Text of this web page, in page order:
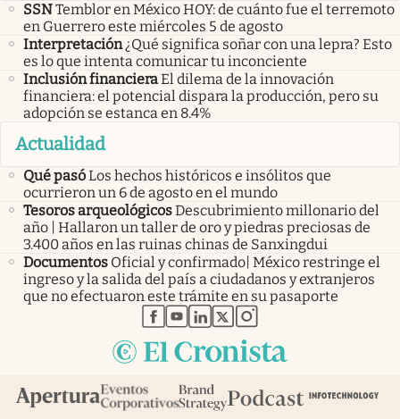
SSNTemblor en México HOY: de cuánto fue el terremoto
en Guerrero este miércoles 5 de agosto
Interpretación¿Qué significa soñar con una lepra? Esto
es lo que intenta comunicar tu inconciente
Inclusión financieraEl dilema de la innovación
financiera: el potencial dispara la producción, pero su
adopción se estanca en 8.4%
Actualidad
Qué pasóLos hechos históricos e insólitos que
ocurrieron un 6 de agosto en el mundo
Tesoros arqueológicosDescubrimiento millonario del
año | Hallaron un taller de oro y piedras preciosas de
3.400 años en las ruinas chinas de Sanxingdui
Documentos Oficial y confirmado| México restringe el
ingreso y la salida del país a ciudadanos y extranjeros
que no efectuaron este trámite en su pasaporte
abre en nueva pestaña
abre en nueva pestaña
abre en nueva pestaña
abre en nueva pestaña
abre en nueva pestaña